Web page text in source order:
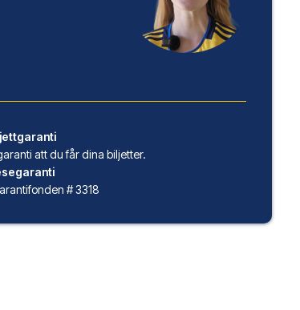
att du får dina biljetter.
# 3318